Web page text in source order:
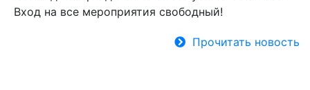
Вход на все мероприятия свободный!
Прочитать новость